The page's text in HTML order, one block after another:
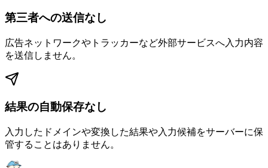
第三者への送信なし
広告ネットワークやトラッカーなど外部サービスへ入力内容
を送信しません。
結果の自動保存なし
入力したドメインや変換した結果や入力候補をサーバーに保
管することはありません。